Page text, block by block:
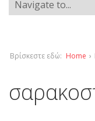
Βρίσκεστε εδώ: Home ›